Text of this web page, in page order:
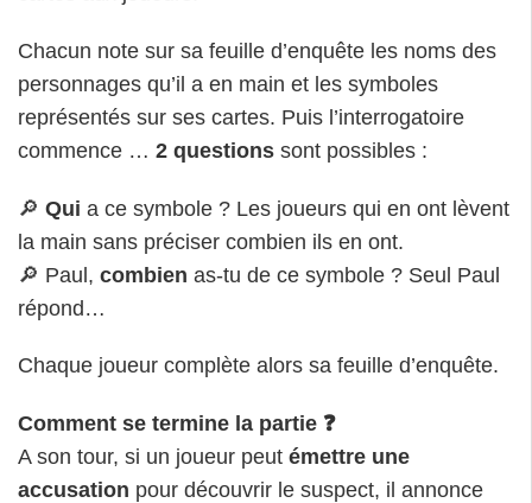
Chacun note sur sa feuille d’enquête les noms des
personnages qu’il a en main et les symboles
représentés sur ses cartes. Puis l’interrogatoire
commence … 2 questions sont possibles :
🔎 Qui a ce symbole ? Les joueurs qui en ont lèvent
la main sans préciser combien ils en ont.
🔎 Paul, combien as-tu de ce symbole ? Seul Paul
répond…
Chaque joueur complète alors sa feuille d’enquête.
Comment se termine la partie ❓
A son tour, si un joueur peut émettre une
accusation pour découvrir le suspect, il annonce